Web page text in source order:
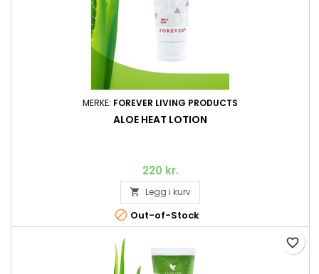
MERKE: FOREVER LIVING PRODUCTS
ALOE HEAT LOTION
220 kr.
 Legg i kurv
 Out-of-Stock
favorite_border